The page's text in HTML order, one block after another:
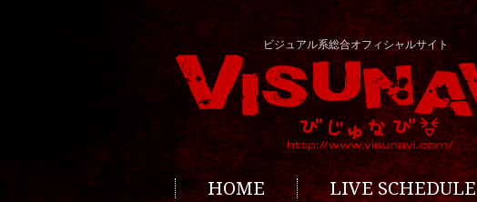
ビジュアル系総合オフィシャルサイト
HOME LIVE SCHEDULE